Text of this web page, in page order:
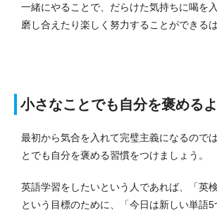
一緒にやることで、だらけた気持ちに喝を
磨し合えたり楽しく努力することができるは
小さなことでも自分を褒める
最初から気合を入れて完璧主義になるので
とでも自分を褒める習慣をつけましょう。
英語学習をしたいという人であれば、「英
という目標のために、「今日は新しい単語